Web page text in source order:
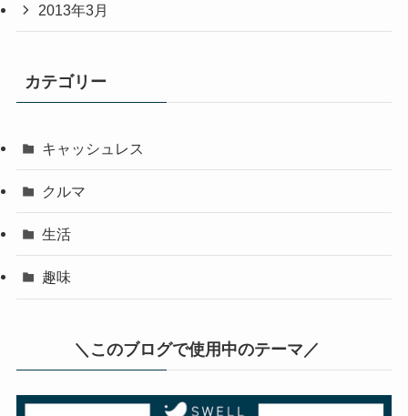
2013年3月
カテゴリー
キャッシュレス
クルマ
生活
趣味
＼このブログで使用中のテーマ／